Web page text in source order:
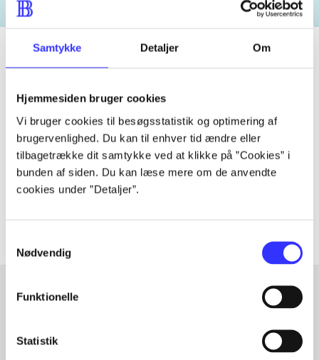
Samtykke Detaljer Om
Hjemmesiden bruger cookies
Vi bruger cookies til besøgsstatistik og optimering af
brugervenlighed. Du kan til enhver tid ændre eller
tilbagetrække dit samtykke ved at klikke på ”Cookies” i
bunden af siden. Du kan læse mere om de anvendte
cookies under ”Detaljer”.
Nødvendig
Funktionelle
Statistik
Tidsskrift
Artiklen er en del af
lorem ipsum dolor sit amet ...
Tidsskrift
Artiklerne ihandler ofte om
Fra